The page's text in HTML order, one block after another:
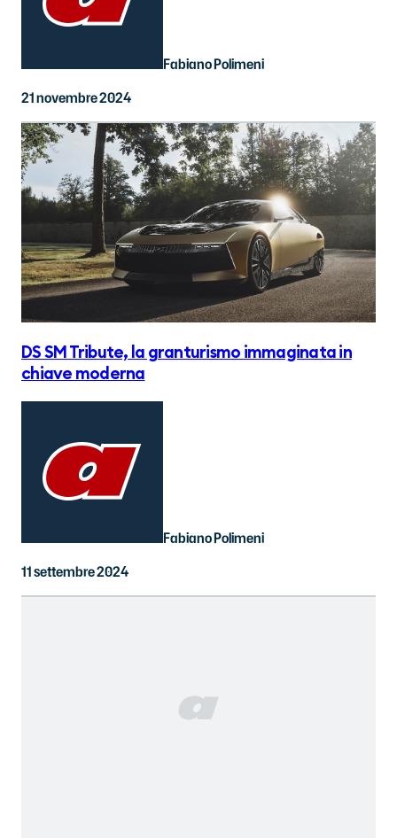
Fabiano Polimeni
21 novembre 2024
DS SM Tribute, la granturismo immaginata in
chiave moderna
Fabiano Polimeni
11 settembre 2024